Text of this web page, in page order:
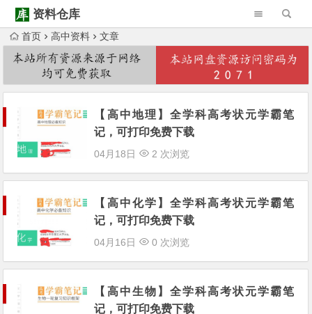
资料仓库
首页 高中资料
文章
Warning: Trying to access array offset on null in/www/wwwroot/ziliaocangku.cn/wp-content/themes/Begin/inc/type-navigation.php
【高中地理】全学科高考状元学霸笔
记，可打印免费下载
04月18日 2 次浏览
【高中化学】全学科高考状元学霸笔
记，可打印免费下载
04月16日 0 次浏览
【高中生物】全学科高考状元学霸笔
记，可打印免费下载